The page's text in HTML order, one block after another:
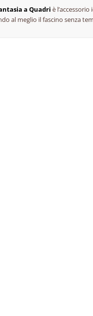
a Quadri è
al meglio il fascino senza